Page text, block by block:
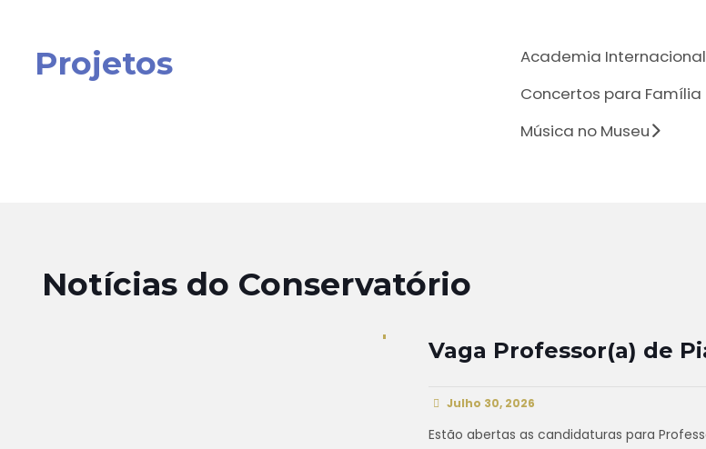
Projetos
Academia Internacional
Concertos para Família
Música no Museu
Notícias do Conservatório
Vaga Professor(a) de
Julho 30, 2026
Estão abertas as candidaturas para